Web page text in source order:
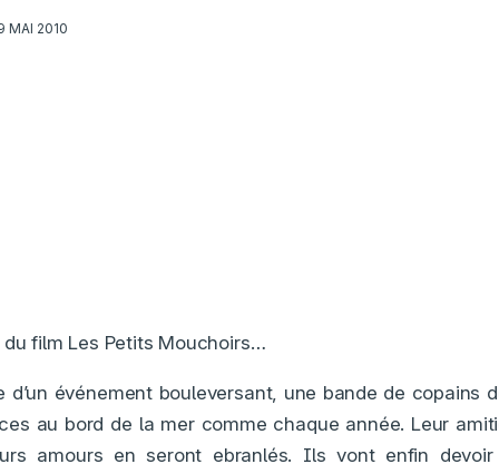
MAI 2010
film Les Petits Mouchoirs…
d’un événement bouleversant, une bande de copains
au bord de la mer comme chaque année. Leur
amours en seront ebranlés. Ils vont enfin